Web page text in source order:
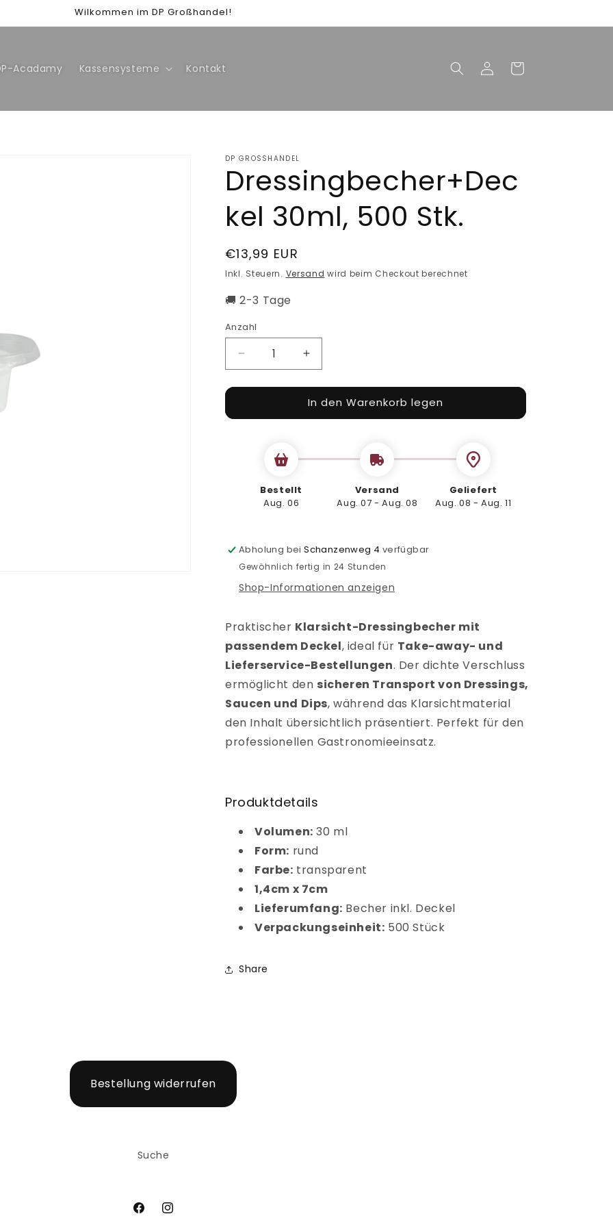
Wilkommen im DP Großhandel!
Acadamy Kassensysteme Kontakt EinloggenWarenkorb
DP GROSSHANDEL
Dressingbecher+Dec
kel 30ml, 500 Stk.
Normaler
Preis
€13,99 EUR
Inkl. Steuern. Versand wird beim Checkout berechnet
🚚 2-3 Tage
Anzahl
Verringere
die
Menge
Dressingbecher+Deckel
Erhöhe
die
Menge
für
Dressingbecher+Deckel
Stk.
In den Warenkorb legen
Bestellt
Aug. 06
Versand
Aug. 07 - Aug. 08
Geliefert
Aug. 08 - Aug. 11
Abholung beiSchanzenweg 4 verfügbar
Gewöhnlich fertig in 24 Stunden
Shop-Informationen anzeigen
Praktischer Klarsicht-Dressingbecher mit
passendem Deckel, ideal für Take-away- und
Lieferservice-Bestellungen. Der dichte Verschluss
ermöglicht den sicheren Transport von Dressings,
Saucen und Dips, während das Klarsichtmaterial
den Inhalt übersichtlich präsentiert. Perfekt für den
professionellen Gastronomieeinsatz.
Produktdetails
Volumen: 30 ml
Form: rund
Farbe: transparent
1,4cm x 7cm
Lieferumfang: Becher inkl. Deckel
Verpackungseinheit: 500 Stück
Share
Bestellung widerrufen
Suche
FacebookInstagram